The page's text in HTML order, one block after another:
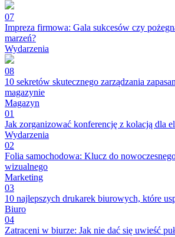
07
Impreza firmowa: Gala sukcesów czy
marzeń?
Wydarzenia
08
10 sekretów skutecznego zarządzania
magazynie
Magazyn
01
Jak zorganizować konferencję z kolacją dla
Wydarzenia
02
Folia samochodowa: Klucz do
wizualnego
Marketing
03
10 najlepszych drukarek biurowych, które
Biuro
04
Zatraceni w biurze: Jak nie dać się uwieść